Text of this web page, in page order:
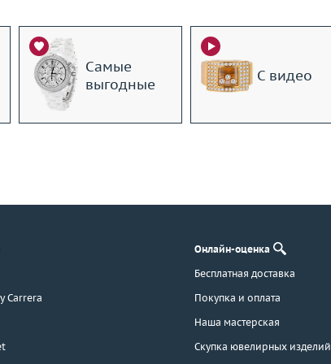
Самые
выгодные
С видео
Carrera
Онлайн-оценка
Бесплатная доставка
Покупка и оплата
Наша мастерская
Скупка ювелирных изделий